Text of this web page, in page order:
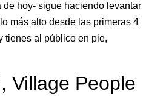
de hoy- sigue haciendo levantar
más alto desde las primeras 4
tienes al público en pie,
, Village People